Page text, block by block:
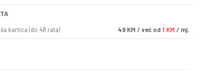
kartica (do 48 rata) 49 KM / već od 1 KM / mj.